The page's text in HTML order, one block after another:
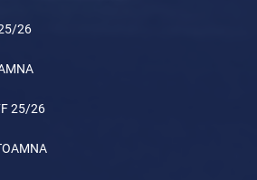
26
25/26